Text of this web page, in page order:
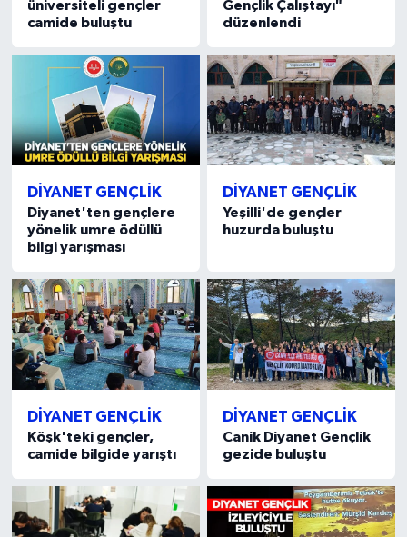
üniversiteli gençler
camide buluştu
Gençlik Çalıştayı"
düzenlendi
DİYANET GENÇLİK
Diyanet'ten gençlere
yönelik umre ödüllü
bilgi yarışması
DİYANET GENÇLİK
Yeşilli'de gençler
huzurda buluştu
DİYANET GENÇLİK
Köşk'teki gençler,
camide bilgide yarıştı
DİYANET GENÇLİK
Canik Diyanet Gençlik
gezide buluştu
Bolu Müftülüğü
Burdur Müftülüğü
Bursa Müftülüğü
Çanakkale Müftülüğü
Çorum Müftülüğü
Denizli Müftülüğü
Diyarbakır Müftülüğü
Düzce Müftülüğü
Edirne Müftülüğü
Makaleler
Ekonomi
Podcast
Biyografiler
Diyanet TV
İhtida Haberleri
YAŞAM